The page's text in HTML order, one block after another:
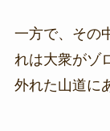
一方で、その
れは大衆がゾ
外れた山道に